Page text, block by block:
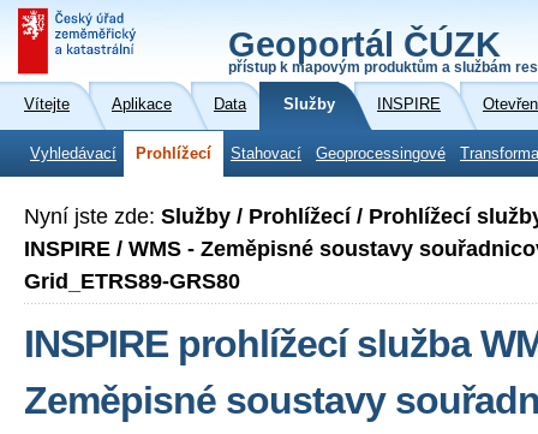
Geoportál ČÚZK
přístup k mapovým produktům a službám
Vítejte Aplikace Data Služby INSPIRE
Vyhledávací Prohlížecí Stahovací Geoprocessingové
Nyní jste zde: Služby / Prohlížecí / Prohlížecí
INSPIRE / WMS - Zeměpisné soustavy
Grid_ETRS89-GRS80
INSPIRE prohlížecí služba
Zeměpisné soustavy